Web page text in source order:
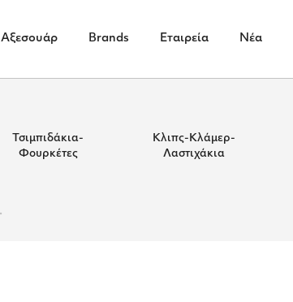
Αξεσουάρ Brands Εταιρεία Νέα
Τσιμπιδάκια-
Φουρκέτες
Κλιπς-Κλάμερ-
Λαστιχάκια